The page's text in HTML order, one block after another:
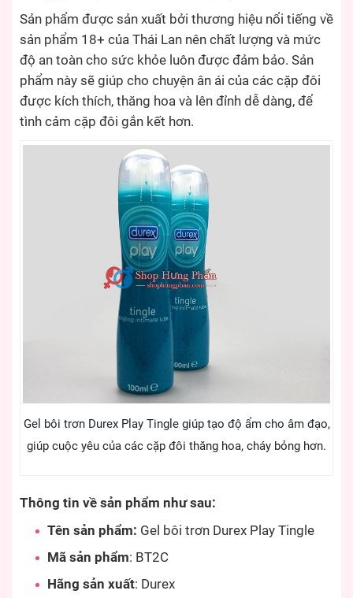
Sản phẩm được sản xuất bởi thương hiệu nổi tiếng về
sản phẩm 18+ của Thái Lan nên chất lượng và mức
độ an toàn cho sức khỏe luôn được đảm bảo. Sản
phẩm này sẽ giúp cho chuyện ân ái của các cặp đôi
được kích thích, thăng hoa và lên đỉnh dễ dàng, để
tình cảm cặp đôi gắn kết hơn.
Gel bôi trơn Durex Play Tingle giúp tạo độ ẩm cho âm đạo,
giúp cuộc yêu của các cặp đôi thăng hoa, cháy bỏng hơn.
Thông tin về sản phẩm như sau:
Tên sản phẩm: Gel bôi trơn Durex Play Tingle
Mã sản phẩm: BT2C
Hãng sản xuất: Durex